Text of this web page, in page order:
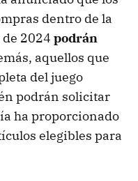
dentro de la
2024 podrán
aquellos que
del juego
podrán solicitar
ha proporcionado
elegibles para